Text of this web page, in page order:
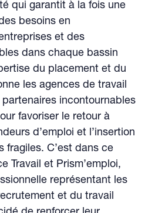
qui garantit à la fois une
besoins en
et des
dans chaque bassin
du placement et du
les agences de travail
incontournables
favoriser le retour à
d’emploi et l’insertion
fragiles. C’est dans ce
Travail et Prism’emploi,
représentant les
et du travail